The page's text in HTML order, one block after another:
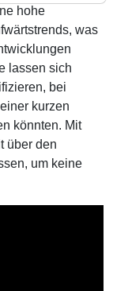
hohe
was
lassen sich
bei
kurzen
könnten. Mit
über den
um keine